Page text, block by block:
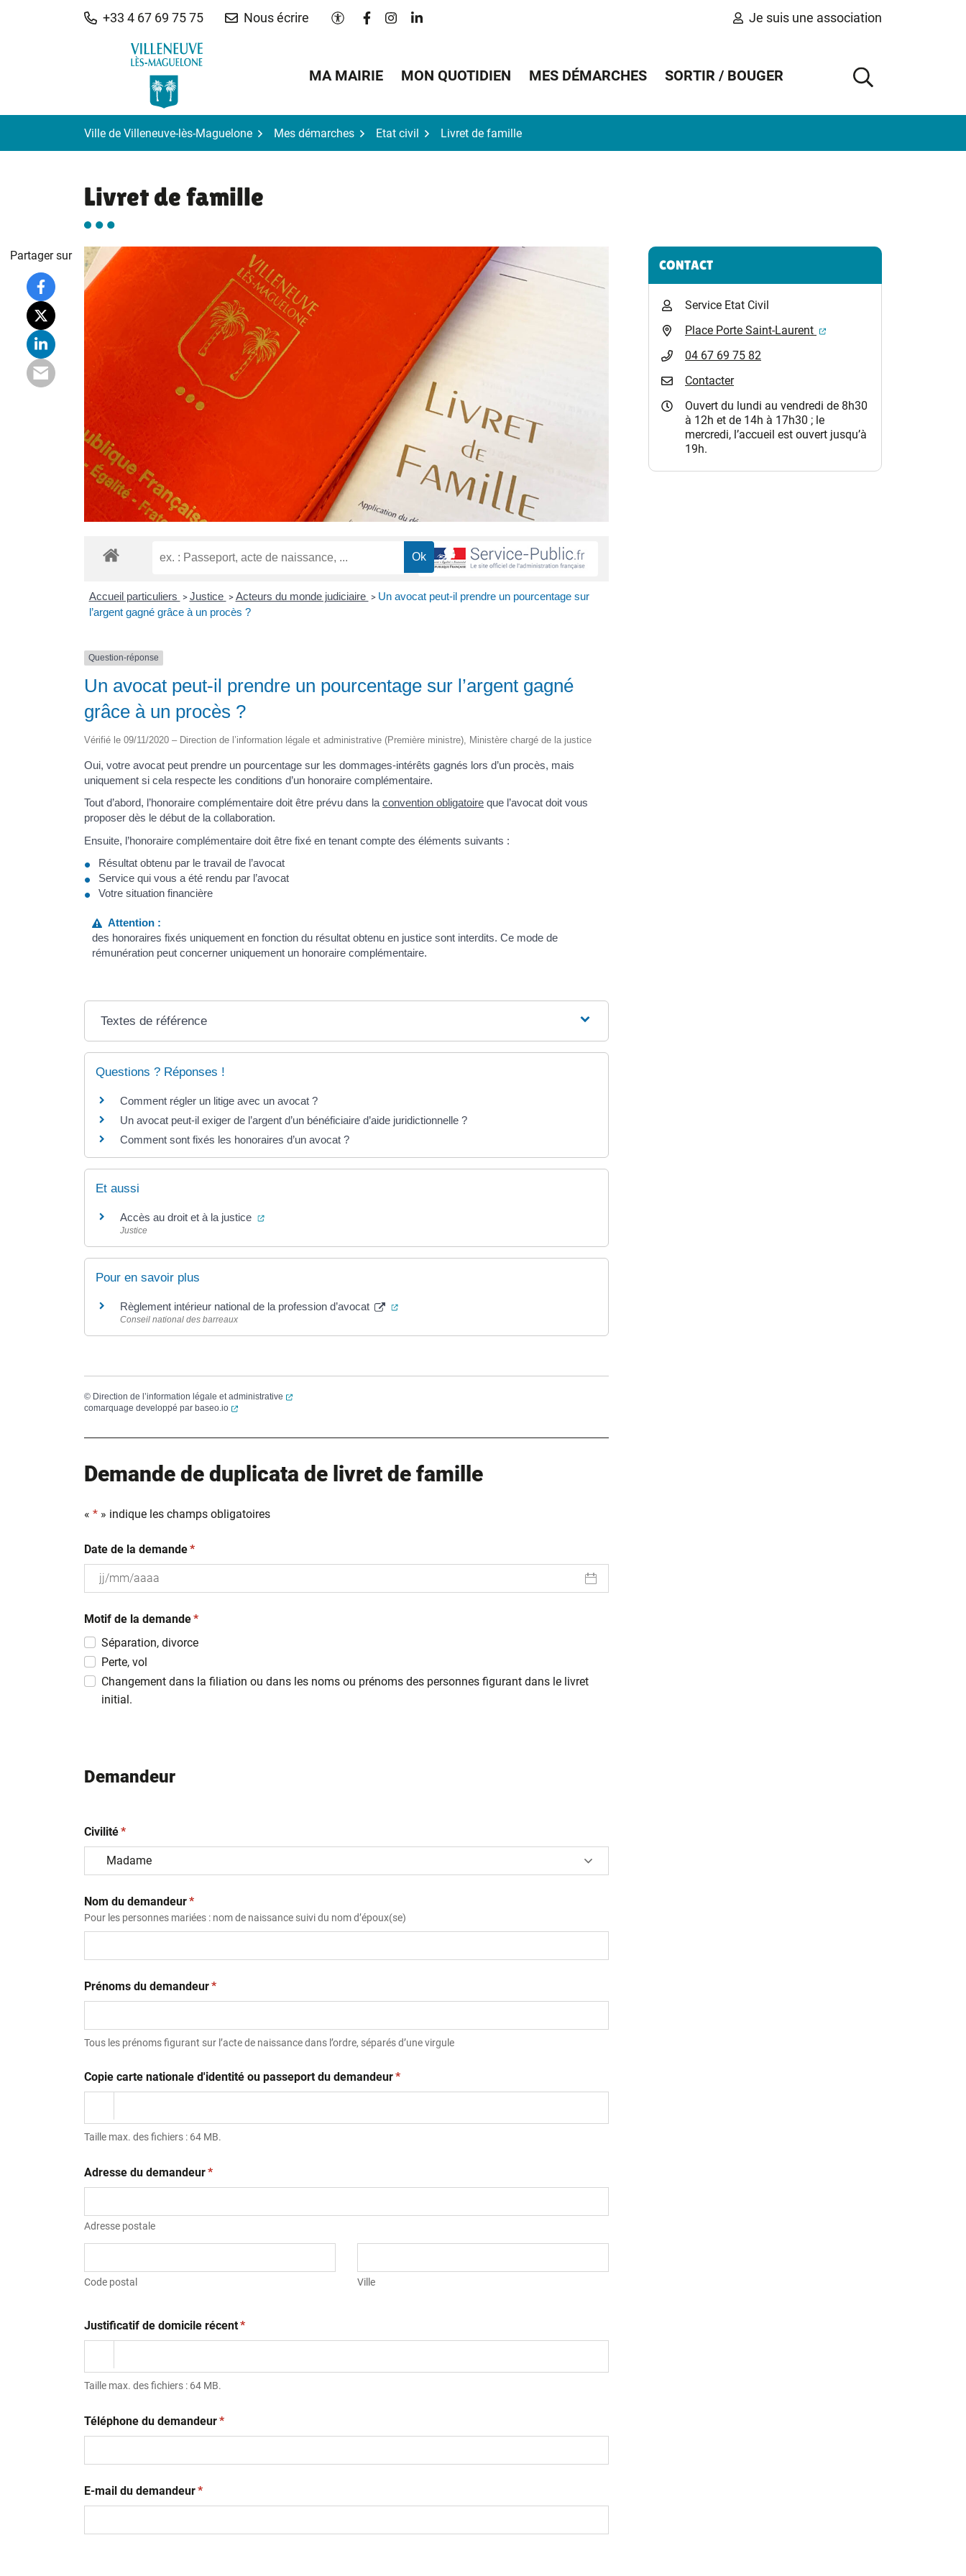
+33 4 67 69 75 75 Nous écrire Paramètres d'accessibilité
Lien vers le compte Facebook
Lien vers le compte Instagram
Lien vers le compte Linkedin Je suis une association
MA MAIRIE MON QUOTIDIEN MES DÉMARCHES SORTIR / BOUGER
AFFICHER
Ville de Villeneuve-lès-Maguelone Mes démarches Etat civil Livret de famille
Livret de famille
Accueil particuliers > Justice > Acteurs du monde judiciaire > Un avocat peut-il prendre un pourcentage sur
l’argent gagné grâce à un procès ?
Question-réponse
Un avocat peut-il prendre un pourcentage sur l’argent gagné
grâce à un procès ?
Vérifié le 09/11/2020 – Direction de l’information légale et administrative (Première ministre), Ministère chargé de la justice
Oui, votre avocat peut prendre un pourcentage sur les dommages-intérêts gagnés lors d’un procès, mais
uniquement si cela respecte les conditions d’un honoraire complémentaire.
Tout d’abord, l’honoraire complémentaire doit être prévu dans la convention obligatoire que l’avocat doit vous
proposer dès le début de la collaboration.
Ensuite, l’honoraire complémentaire doit être fixé en tenant compte des éléments suivants :
Résultat obtenu par le travail de l’avocat
Service qui vous a été rendu par l’avocat
Votre situation financière
Attention :
des honoraires fixés uniquement en fonction du résultat obtenu en justice sont interdits. Ce mode de
rémunération peut concerner uniquement un honoraire complémentaire.
Textes de référence
Questions ? Réponses !
Comment régler un litige avec un avocat ?
Un avocat peut-il exiger de l’argent d’un bénéficiaire d’aide juridictionnelle ?
Comment sont fixés les honoraires d’un avocat ?
Et aussi
Accès au droit et à la justice (ouverture dans un nouvel onglet)
Justice
Pour en savoir plus
Règlement intérieur national de la profession d’avocat (ouverture dans un nouvel onglet)
Conseil national des barreaux
© Direction de l’information légale et administrative
(ouverture dans un nouvel onglet)
comarquage developpé par baseo.io (ouverture dans un nouvel onglet)
Demande de duplicata de livret de famille
« * » indique les champs obligatoires
Date de la demande(obligatoire)
*
slash
MM
slash
AAAA
Motif de la demande(obligatoire)
*
Séparation, divorce
Perte, vol
Changement dans la filiation ou dans les noms ou prénoms des personnes figurant dans le livret
initial.
Demandeur
Civilité(obligatoire)
*
Nom du demandeur(obligatoire)
*
Pour les personnes mariées : nom de naissance suivi du nom d’époux(se)
Prénoms du demandeur(obligatoire)
*
Tous les prénoms figurant sur l’acte de naissance dans l’ordre, séparés d’une virgule
Copie carte nationale d'identité ou passeport du demandeur(obligatoire)
*
Taille max. des fichiers : 64 MB.
Adresse du demandeur(obligatoire)
*
Adresse postale
Code postal Ville
Justificatif de domicile récent(obligatoire)
*
Taille max. des fichiers : 64 MB.
Téléphone du demandeur(obligatoire)
*
E-mail du demandeur(obligatoire)
*
Partager sur Informations complémentaires
CONTACT
Service Etat Civil
Place Porte Saint-Laurent
(ouverture dans un nouvel
04 67 69 75 82
Contacter
Ouvert du lundi au vendredi de 8h30
à 12h et de 14h à 17h30 ; le
mercredi, l’accueil est ouvert jusqu’à
19h.